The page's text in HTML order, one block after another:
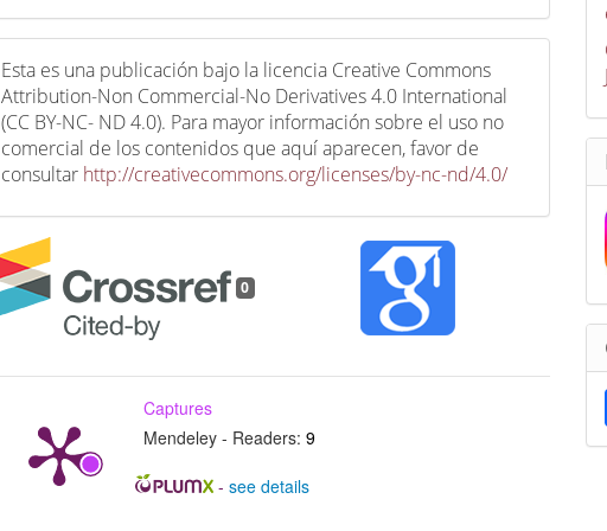
Esta es una publicación bajo la licencia Creative Commons
Attribution-Non Commercial-No Derivatives 4.0 International
(CC BY-NC- ND 4.0). Para mayor información sobre el uso no
comercial de los contenidos que aquí aparecen, favor de
consultar http://creativecommons.org/licenses/by-nc-nd/4.0/
0
Captures
Mendeley - Readers:9
-see details
i